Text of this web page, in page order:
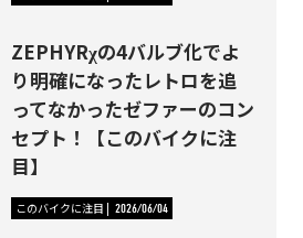
ZEPHYRχの4バルブ化でよ
り明確になったレトロを追
ってなかったゼファーのコン
セプト！【このバイクに注
目】
このバイクに注目 2026/06/04